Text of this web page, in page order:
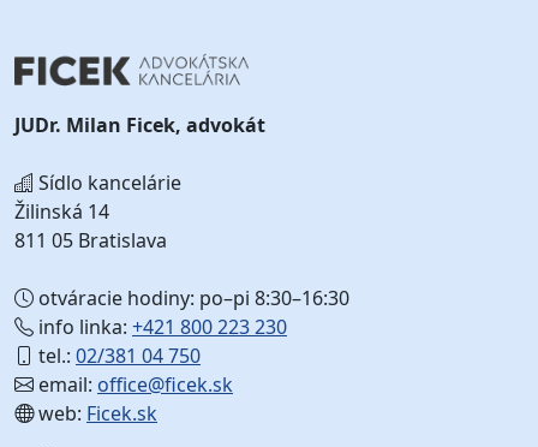
JUDr. Milan Ficek, advokát
Sídlo kancelárie
Žilinská 14
811 05 Bratislava
otváracie hodiny: po–pi 8:30–16:30
info linka: +421 800 223 230
tel.: 02/381 04 750
email: office@ficek.sk
web: Ficek.sk